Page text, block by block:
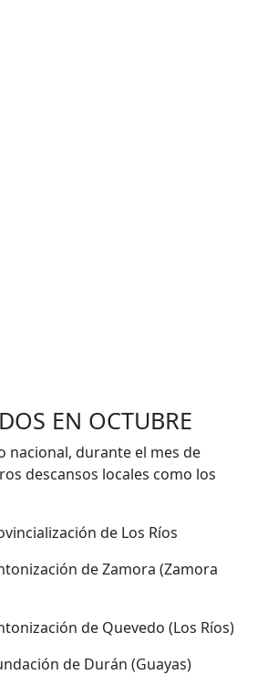
EN OCTUBRE
nacional, durante el mes de
descansos locales como los
de Los Ríos
de Zamora (Zamora
de Quevedo (Los Ríos)
de Durán (Guayas)